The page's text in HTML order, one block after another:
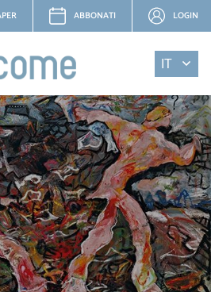
ABBONATI LOGIN
IT